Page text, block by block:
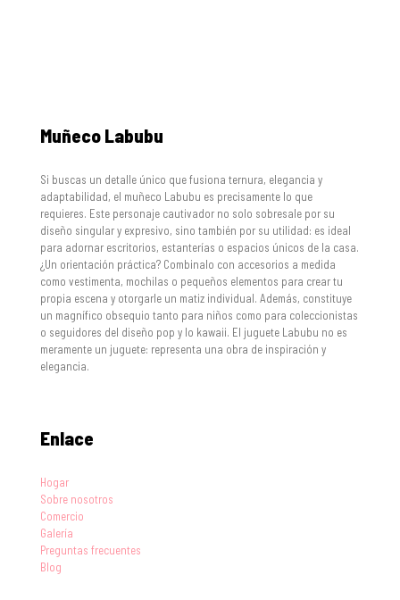
Muñeco Labubu
Si buscas un detalle único que fusiona ternura, elegancia y
adaptabilidad, el muñeco Labubu es precisamente lo que
requieres. Este personaje cautivador no solo sobresale por su
diseño singular y expresivo, sino también por su utilidad: es ideal
para adornar escritorios, estanterías o espacios únicos de la casa.
¿Un orientación práctica? Combinalo con accesorios a medida
como vestimenta, mochilas o pequeños elementos para crear tu
propia escena y otorgarle un matiz individual. Además, constituye
un magnífico obsequio tanto para niños como para coleccionistas
o seguidores del diseño pop y lo kawaii. El juguete Labubu no es
meramente un juguete: representa una obra de inspiración y
elegancia.
Enlace
Hogar
Sobre nosotros
Comercio
Galería
Preguntas frecuentes
Blog